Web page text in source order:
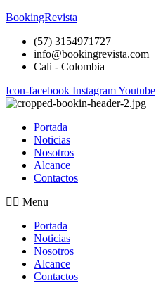
BookingRevista
(57) 3154971727
info@bookingrevista.com
Cali - Colombia
Icon-facebook InstagramYoutube
Portada
Noticias
Nosotros
Alcance
Contactos
Menu
Portada
Noticias
Nosotros
Alcance
Contactos